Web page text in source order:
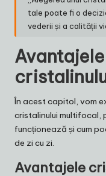
tale poate fi o
vederii și a calității
În acest capitol, vom
cristalinului multifocal,
funcționează și cum
de zi cu zi.
Avantajele